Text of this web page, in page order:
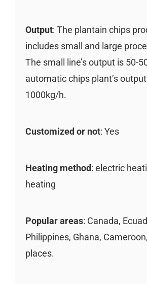
Output: The plantain chips
includes small and large
The small line’s output is 50-
automatic chips plant’s
1000kg/h.
Customized or not: Yes
Heating method: electric
heating
Popular areas: Canada,
Philippines, Ghana,
places.